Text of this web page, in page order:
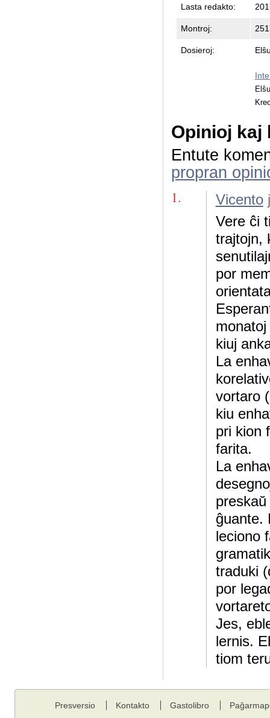
Lasta redakto:
Montroj:
Dosieroj:
Opinioj kaj
Entute
propran
1. Vicento
Vere ĉi
trajtojn,
por
kiuj
La
vortaro
kiu
pri kion
farita.
La
ĝuante.
leciono
traduki
por
Jes,
lernis.
tiom
Presversio Kontakto Gastolibro